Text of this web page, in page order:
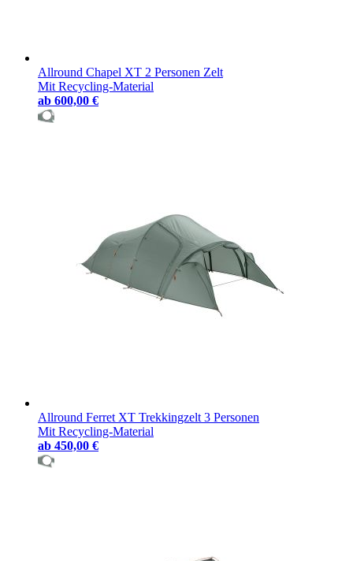
Allround Chapel XT 2 Personen Zelt
Mit Recycling-Material
ab 600,00 €
Allround Ferret XT Trekkingzelt 3 Personen
Mit Recycling-Material
ab 450,00 €